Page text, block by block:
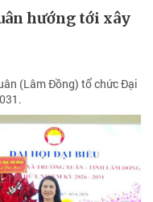
hướng tới xây
(Lâm Đồng) tổ chức Đại